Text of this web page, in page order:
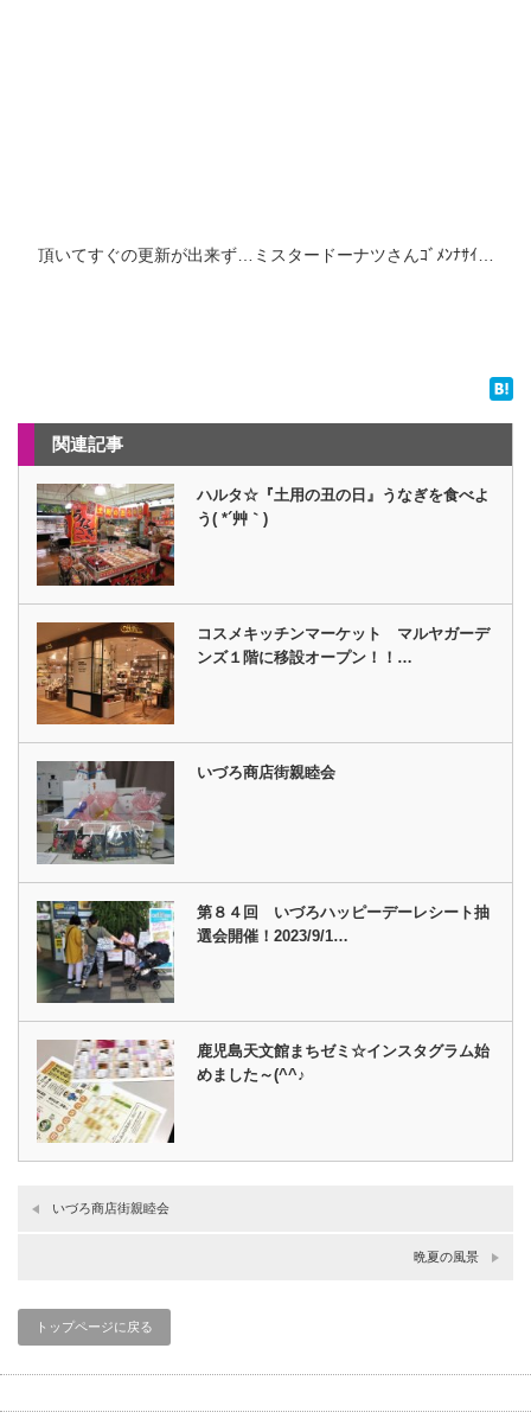
頂いてすぐの更新が出来ず…ミスタードーナツさんｺﾞﾒﾝﾅｻｲ…
関連記事
ハルタ☆『土用の丑の日』うなぎを食べよ
う( *´艸｀)
コスメキッチンマーケット マルヤガーデ
ンズ１階に移設オープン！！…
いづろ商店街親睦会
第８４回 いづろハッピーデーレシート抽
選会開催！2023/9/1…
鹿児島天文館まちゼミ☆インスタグラム始
めました～(^^♪
いづろ商店街親睦会
晩夏の風景
トップページに戻る